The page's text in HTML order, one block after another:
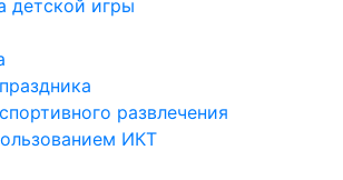
детской игры
развлечения
ИКТ